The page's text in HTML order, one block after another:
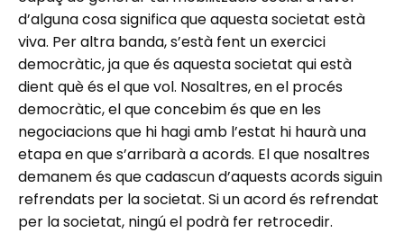
d’alguna cosa significa que aquesta societat està
viva. Per altra banda, s’està fent un exercici
democràtic, ja que és aquesta societat qui està
dient què és el que vol. Nosaltres, en el procés
democràtic, el que concebim és que en les
negociacions que hi hagi amb l’estat hi haurà una
etapa en que s’arribarà a acords. El que nosaltres
demanem és que cadascun d’aquests acords siguin
refrendats per la societat. Si un acord és refrendat
per la societat, ningú el podrà fer retrocedir.